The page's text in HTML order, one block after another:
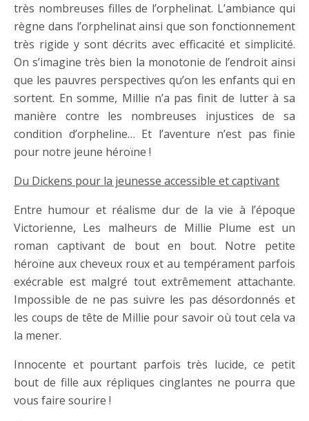
très nombreuses filles de l’orphelinat. L’ambiance qui
règne dans l’orphelinat ainsi que son fonctionnement
très rigide y sont décrits avec efficacité et simplicité.
On s’imagine très bien la monotonie de l’endroit ainsi
que les pauvres perspectives qu’on les enfants qui en
sortent. En somme, Millie n’a pas finit de lutter à sa
manière contre les nombreuses injustices de sa
condition d’orpheline… Et l’aventure n’est pas finie
pour notre jeune héroïne !
Du Dickens pour la jeunesse accessible et captivant
Entre humour et réalisme dur de la vie à l’époque
Victorienne, Les malheurs de Millie Plume est un
roman captivant de bout en bout. Notre petite
héroïne aux cheveux roux et au tempérament parfois
exécrable est malgré tout extrêmement attachante.
Impossible de ne pas suivre les pas désordonnés et
les coups de tête de Millie pour savoir où tout cela va
la mener.
Innocente et pourtant parfois très lucide, ce petit
bout de fille aux répliques cinglantes ne pourra que
vous faire sourire !